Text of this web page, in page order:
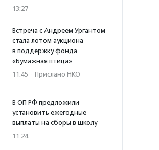
13:27
Встреча с Андреем Ургантом
стала лотом аукциона
в поддержку фонда
«Бумажная птица»
11:45 · Прислано НКО
В ОП РФ предложили
установить ежегодные
выплаты на сборы в школу
11:24